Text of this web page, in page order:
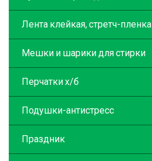
Лента клейкая, стретч-пленка
Мешки и шарики для стирки
Перчатки х/б
Подушки-антистресс
Праздник